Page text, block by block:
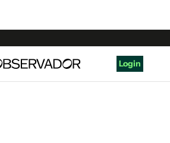
Login